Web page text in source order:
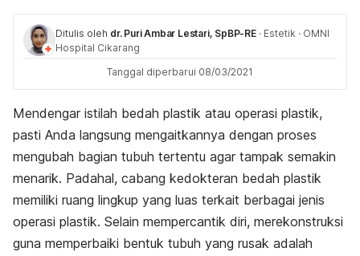
Ditulis oleh dr. Puri Ambar Lestari, SpBP-RE · Estetik · OMNI
Hospital Cikarang
Tanggal diperbarui 08/03/2021
Mendengar istilah bedah plastik atau operasi plastik,
pasti Anda langsung mengaitkannya dengan proses
mengubah bagian tubuh tertentu agar tampak semakin
menarik. Padahal, cabang kedokteran bedah plastik
memiliki ruang lingkup yang luas terkait berbagai jenis
operasi plastik. Selain mempercantik diri, merekonstruksi
guna memperbaiki bentuk tubuh yang rusak adalah